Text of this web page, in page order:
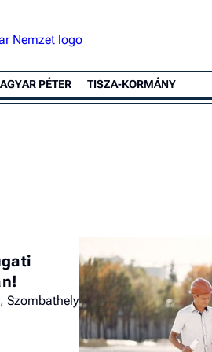
PÉTER TISZA-KORMÁNY
Szombathely